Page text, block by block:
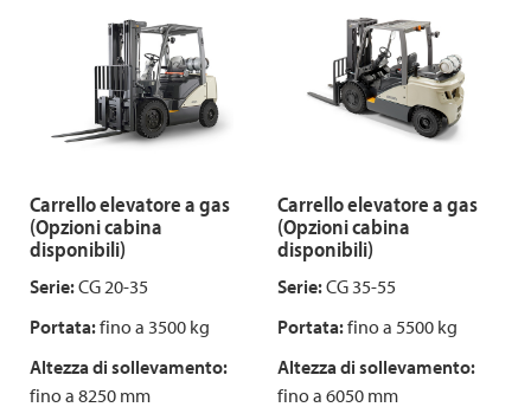
Carrello elevatore a gas
(Opzioni cabina
disponibili)
Serie:CG 20-35
Portata:fino a 3500 kg
Altezza di sollevamento:
fino a 8250 mm
Carrello elevatore a gas
(Opzioni cabina
disponibili)
Serie:CG 35-55
Portata:fino a 5500 kg
Altezza di sollevamento:
fino a 6050 mm